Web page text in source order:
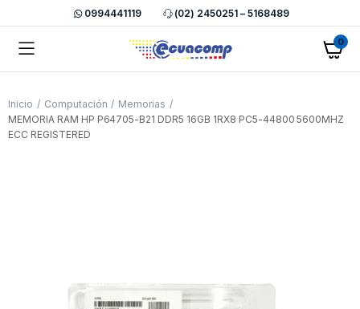
0994441119 (02) 2450251 – 5168489
0
Inicio Computación
Memorias
MEMORIA RAM HP P64705-B21 DDR5 16GB 1RX8 PC5-44800 5600MHZ
ECC REGISTERED